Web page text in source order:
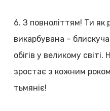
6. З повноліттям! Ти як
викарбувана –
обігів у великому
зростає з кожним
тьмяніє!